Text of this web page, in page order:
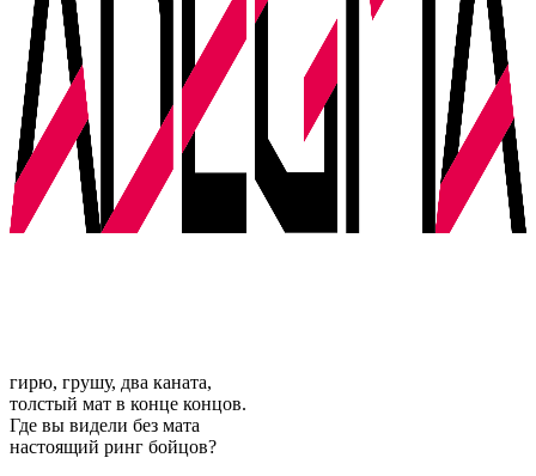
гирю, грушу, два каната,
толстый мат в конце концов.
Где вы видели без мата
настоящий ринг бойцов?